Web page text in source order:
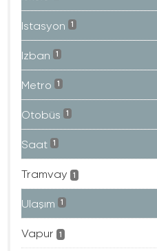
Istasyon 1
Izban 1
Metro 1
Otobüs 1
Saat 1
Tramvay 1
Ulaşım 1
Vapur 1